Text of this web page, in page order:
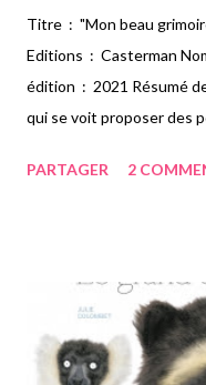
Titre : "Mon beau
Editions : Casterman
édition : 2021 Résumé
qui se voit proposer des
qu’elle habite une
profitait pour se venger
cœur dans la collection
cette histoire de
PARTAGER 2